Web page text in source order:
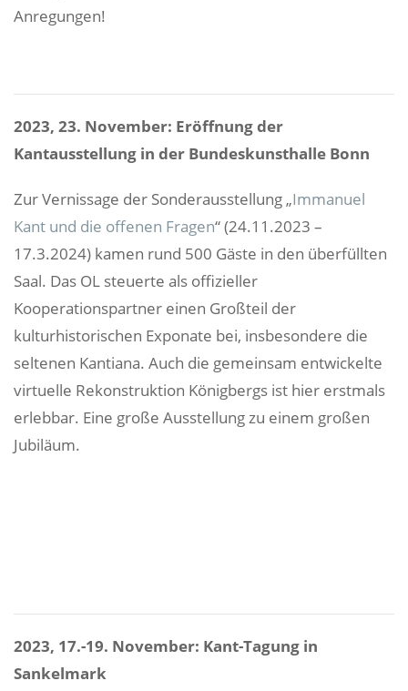
Anregungen!
2023, 23. November: Eröffnung der
Kantausstellung in der Bundeskunsthalle Bonn
Zur Vernissage der Sonderausstellung „Immanuel
Kant und die offenen Fragen“ (24.11.2023 –
17.3.2024) kamen rund 500 Gäste in den überfüllten
Saal. Das OL steuerte als offizieller
Kooperationspartner einen Großteil der
kulturhistorischen Exponate bei, insbesondere die
seltenen Kantiana. Auch die gemeinsam entwickelte
virtuelle Rekonstruktion Königbergs ist hier erstmals
erlebbar. Eine große Ausstellung zu einem großen
Jubiläum.
2023, 17.-19. November: Kant-Tagung in
Sankelmark